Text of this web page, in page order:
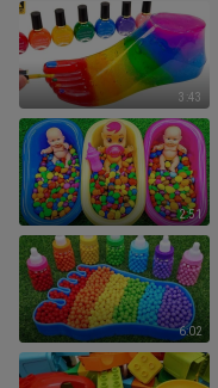
3:43
2:51
6:02